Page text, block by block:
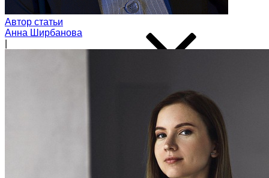
Транкрибация звонков
Автор статьи
Анна Ширбанова